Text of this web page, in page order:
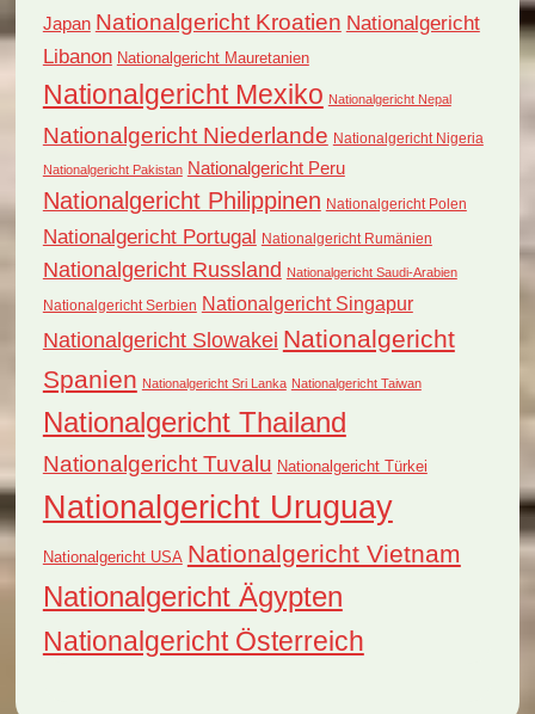
Japan Nationalgericht Kroatien Nationalgericht
Libanon Nationalgericht Mauretanien
Nationalgericht Mexiko Nationalgericht Nepal
Nationalgericht Niederlande Nationalgericht Nigeria
Nationalgericht Pakistan Nationalgericht Peru
Nationalgericht Philippinen Nationalgericht Polen
Nationalgericht Portugal Nationalgericht Rumänien
Nationalgericht Russland Nationalgericht Saudi-Arabien
Nationalgericht Serbien Nationalgericht Singapur
Nationalgericht Slowakei Nationalgericht
Spanien Nationalgericht Sri Lanka Nationalgericht Taiwan
Nationalgericht Thailand
Nationalgericht Tuvalu Nationalgericht Türkei
Nationalgericht Uruguay
Nationalgericht USA Nationalgericht Vietnam
Nationalgericht Ägypten
Nationalgericht Österreich